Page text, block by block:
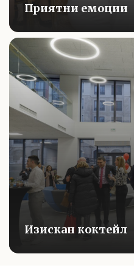
Приятни емоции
Изискан коктейл